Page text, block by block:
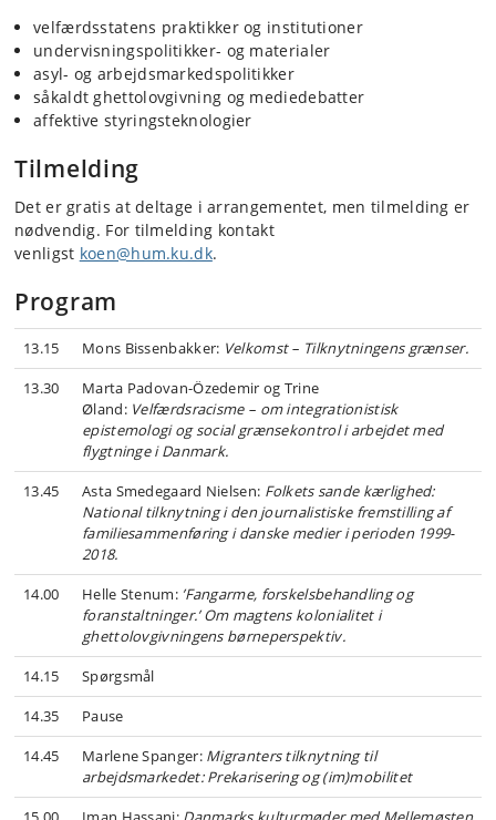
velfærdsstatens praktikker og institutioner
undervisningspolitikker- og materialer
asyl- og arbejdsmarkedspolitikker
såkaldt ghettolovgivning og mediedebatter
affektive styringsteknologier
Tilmelding
Det er gratis at deltage i arrangementet, men tilmelding er
nødvendig. For tilmelding kontakt
venligst koen@hum.ku.dk.
Program
13.15 Mons Bissenbakker: Velkomst – Tilknytningens grænser.
13.30
Marta Padovan-Özedemir og Trine
Øland: Velfærdsracisme – om integrationistisk
epistemologi og social grænsekontrol i arbejdet med
flygtninge i Danmark.
13.45
Asta Smedegaard Nielsen: Folkets sande kærlighed:
National tilknytning i den journalistiske fremstilling af
familiesammenføring i danske medier i perioden 1999-
2018.
14.00
Helle Stenum: ’Fangarme, forskelsbehandling og
foranstaltninger.’ Om magtens kolonialitet i
ghettolovgivningens børneperspektiv.
14.15
Spørgsmål
14.35
Pause
14.45
Marlene Spanger: Migranters tilknytning til
arbejdsmarkedet: Prekarisering og (im)mobilitet